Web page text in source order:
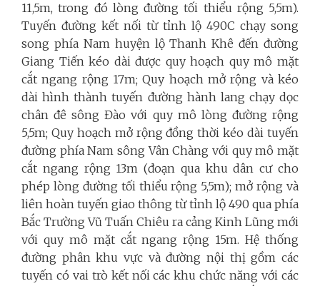
11,5m, trong đó lòng đường tối thiểu rộng 5,5m).
Tuyến đường kết nối từ tỉnh lộ 490C chạy song
song phía Nam huyện lộ Thanh Khê đến đường
Giang Tiến kéo dài được quy hoạch quy mô mặt
cắt ngang rộng 17m; Quy hoạch mở rộng và kéo
dài hình thành tuyến đường hành lang chạy dọc
chân đê sông Đào với quy mô lòng đường rộng
5,5m; Quy hoạch mở rộng đồng thời kéo dài tuyến
đường phía Nam sông Vân Chàng với quy mô mặt
cắt ngang rộng 13m (đoạn qua khu dân cư cho
phép lòng đường tối thiểu rộng 5,5m); mở rộng và
liên hoàn tuyến giao thông từ tỉnh lộ 490 qua phía
Bắc Trường Vũ Tuấn Chiêu ra cảng Kinh Lũng mới
với quy mô mặt cắt ngang rộng 15m. Hệ thống
đường phân khu vực và đường nội thị gồm các
tuyến có vai trò kết nối các khu chức năng với các